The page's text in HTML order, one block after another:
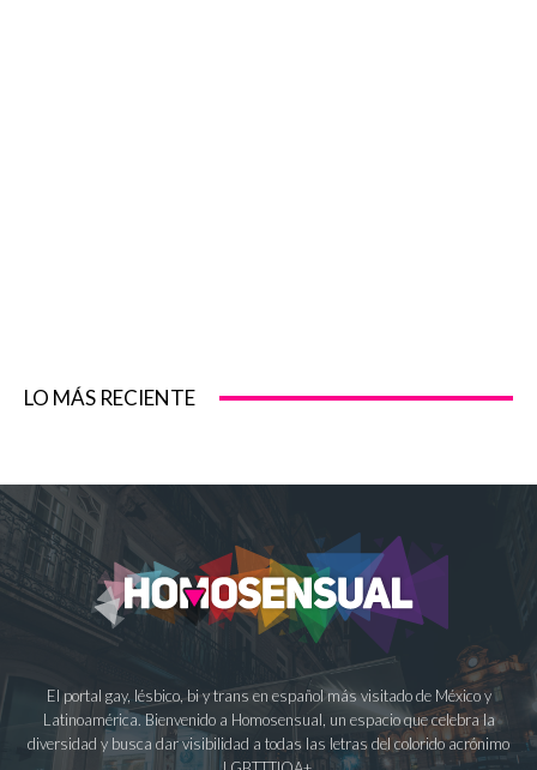
LO MÁS RECIENTE
El portal gay, lésbico, bi y trans en español más visitado de México y
Latinoamérica. Bienvenido a Homosensual, un espacio que celebra la
diversidad y busca dar visibilidad a todas las letras del colorido acrónimo